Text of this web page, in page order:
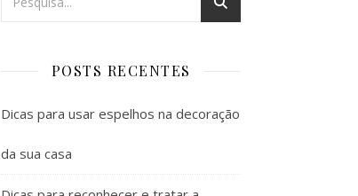
POSTS RECENTES
Dicas para usar espelhos na decoração
da sua casa